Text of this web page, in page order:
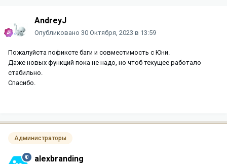
AndreyJ
Опубликовано 30 Октября, 2023 в 13:59
Пожалуйста пофиксте баги и совместимость с Юни.
Даже новых функций пока не надо, но чтоб текущее работало
стабильно.
Спасибо.
Администраторы
alexbranding